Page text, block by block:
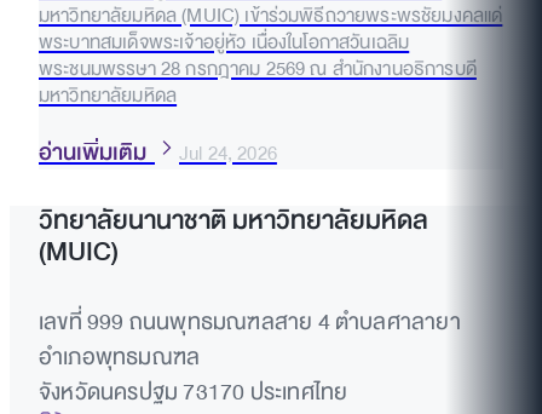
มหาวิทยาลัยมหิดล (MUIC) เข้าร่วมพิธีถวายพระพรชัยมงคลแด่
พระบาทสมเด็จพระเจ้าอยู่หัว เนื่องในโอกาสวันเฉลิม
พระชนมพรรษา 28 กรกฎาคม 2569 ณ สำนักงานอธิการบดี
มหาวิทยาลัยมหิดล
อ่านเพิ่มเติม Jul 24, 2026
วิทยาลัยนานาชาติ มหาวิทยาลัยมหิดล
(MUIC)
เลขที่ 999 ถนนพุทธมณฑลสาย 4 ตำบลศาลายา
อำเภอพุทธมณฑล
จังหวัดนครปฐม 73170 ประเทศไทย